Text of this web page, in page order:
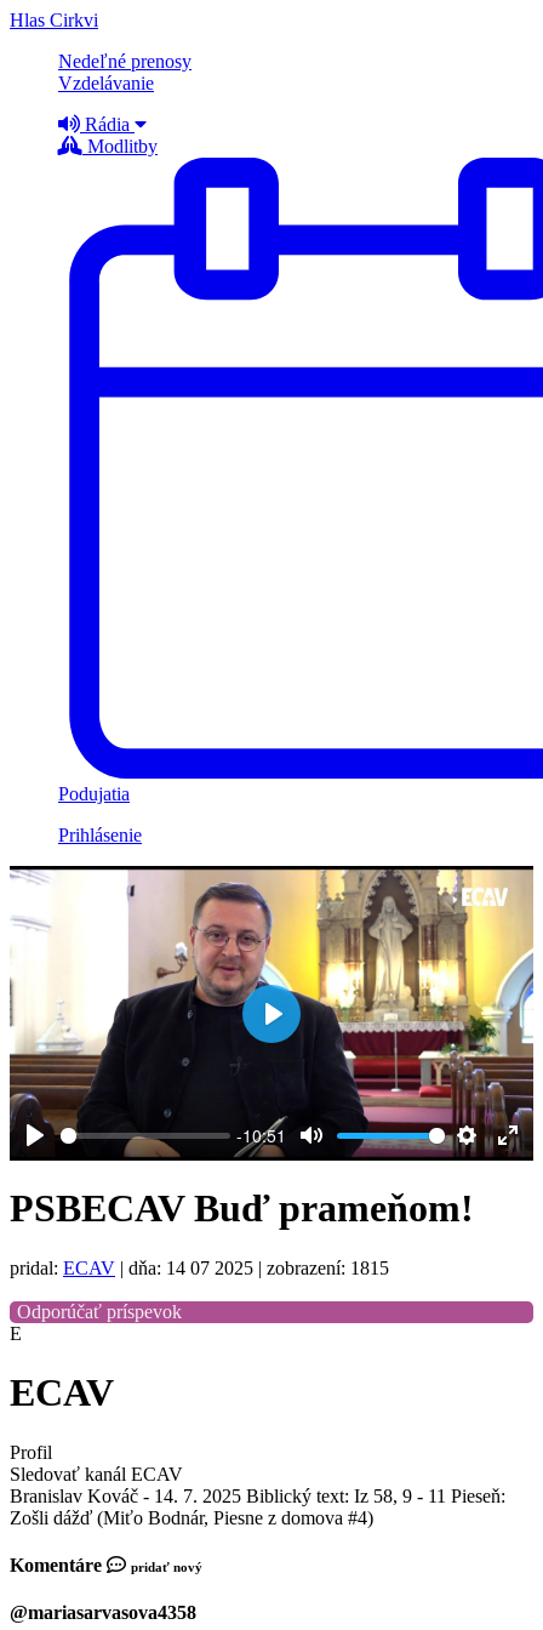
Hlas Cirkvi
Nedeľné prenosy
Vzdelávanie
Rádia
Modlitby
Podujatia
Prihlásenie
Play
-10:51
Mute Settings
Play
PSBECAV Buď prameňom!
pridal: ECAV | dňa: 14 07 2025 | zobrazení: 1815
Odporúčať príspevok
E
ECAV
Profil
Sledovať kanál ECAV
Branislav Kováč - 14. 7. 2025 Biblický text: Iz 58, 9 - 11 Pieseň:
Zošli dážď (Miťo Bodnár, Piesne z domova #4)
Komentáre pridať nový
@mariasarvasova4358